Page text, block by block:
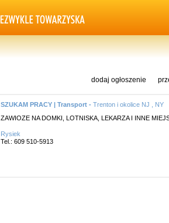
dodaj ogłoszenie
SZUKAM PRACY | Transport - Trenton i okolice NJ , NY
ZAWIOZE NA DOMKI, LOTNISKA, LEKARZA I INNE
Rysiek
Tel.: 609 510-5913